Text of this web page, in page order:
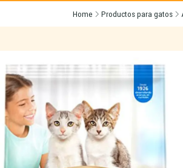
Home Productos para gatos